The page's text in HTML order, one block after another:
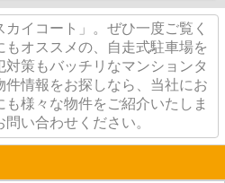
イコート」。ぜひ一度ご覧く
オススメの、自走式駐車場を
策もバッチリなマンションタ
情報をお探しなら、当社にお
様々な物件をご紹介いたしま
い合わせください。